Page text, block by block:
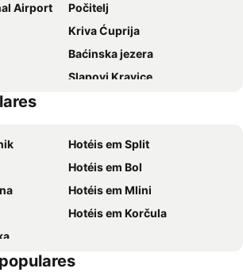
Airport
Počitelj
Kriva Ćuprija
Baćinska jezera
Slapovi Kravice
Korčula Town Museum
Park Prirode Biokovo
Hotéis em Split
Hotéis em Bol
Hotéis em Mlini
Hotéis em Korčula